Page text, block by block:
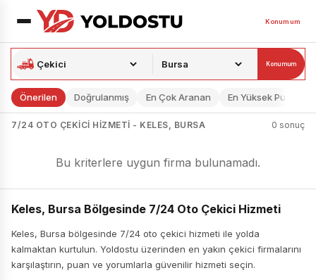
Konumum
Konumum
Önerilen Doğrulanmış En Çok Aranan En Yüksek Puan
7/24 OTO ÇEKICI HIZMETI - KELES, BURSA 0 sonuç
Bu kriterlere uygun firma bulunamadı.
Keles, Bursa Bölgesinde 7/24 Oto Çekici Hizmeti
Keles, Bursa bölgesinde 7/24 oto çekici hizmeti ile yolda
kalmaktan kurtulun. Yoldostu üzerinden en yakın çekici firmalarını
karşılaştırın, puan ve yorumlarla güvenilir hizmeti seçin.